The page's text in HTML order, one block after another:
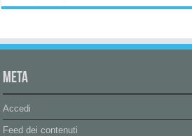
Meta
Accedi
Feed dei contenuti